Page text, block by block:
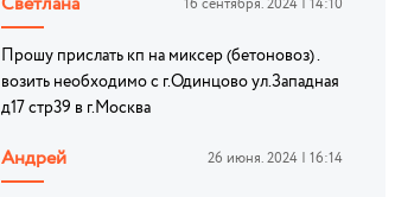
16 сентября. 2024 | 14:10
Прошу прислать кп на миксер (бетоновоз) .
возить необходимо с г.Одинцово ул.Западная
д17 стр39 в г.Москва
Андрей 26 июня. 2024 | 16:14